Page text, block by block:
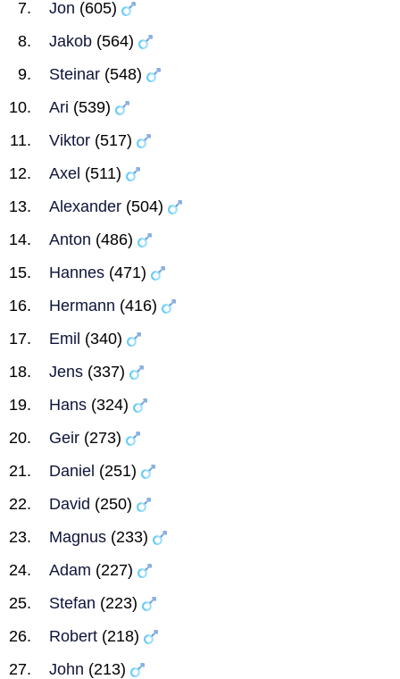
Jon (605)
Jakob (564)
Steinar (548)
Ari (539)
Viktor (517)
Axel (511)
Alexander (504)
Anton (486)
Hannes (471)
Hermann (416)
Emil (340)
Jens (337)
Hans (324)
Geir (273)
Daniel (251)
David (250)
Magnus (233)
Adam (227)
Stefan (223)
Robert (218)
John (213)